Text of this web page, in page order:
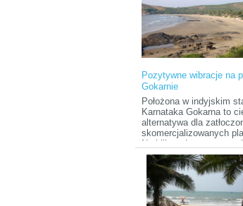
pielgrzymów, którzy
zanurzenie się w
zbliża ich do uzyskania
mokszy, wyzwolenia.
popularny jest wśród
zachodnich turystów
zafascynowanych New
oraz joginów z całego
Pozytywne wibracje na
Gokarnie
Położona w indyjskim
Karnataka Gokarna to
alternatywa dla
skomercjalizowanych
Na kilku odseparowanych
malowniczymi skałami
używanych w równym
przez ludzi co zwierzęta
rankiem poćwiczyc jogę
pomedytować, a